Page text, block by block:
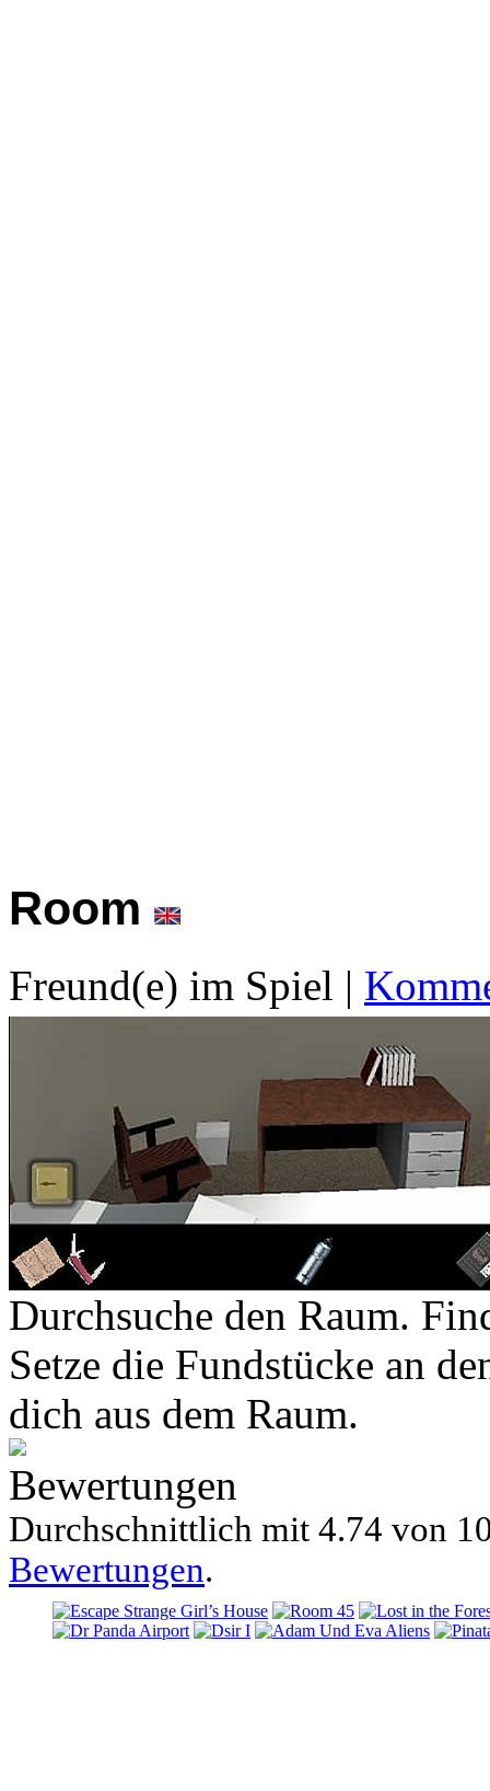
Room
Freund(e) im Spiel |
Durchsuche den Raum.
Setze die Fundstücke an
dich aus dem Raum.
Bewertungen
Durchschnittlich mit 4.74 von
Bewertungen.